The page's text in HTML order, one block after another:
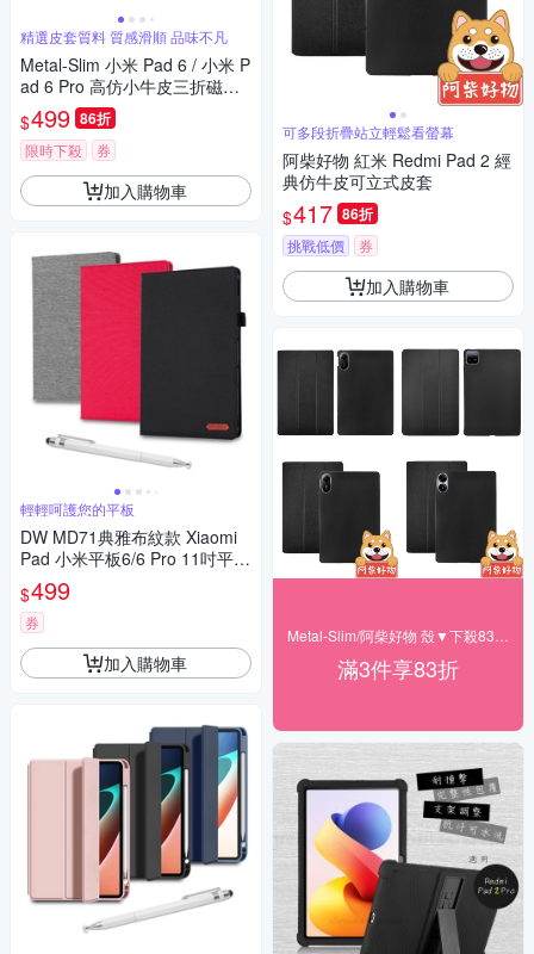
精選皮套質料 質感滑順 品味不凡
Metal-Slim 小米 Pad 6 / 小米 P
ad 6 Pro 高仿小牛皮三折磁吸
站立皮套
$499 86折
限時下殺 券
加入購物車
輕輕呵護您的平板
DW MD71典雅布紋款 Xiaomi
Pad 小米平板6/6 Pro 11吋平板
保護皮套 (附精緻觸控筆)
$499
券
加入購物車
可多段折疊站立輕鬆看螢幕
阿柴好物 紅米 Redmi Pad 2 經
典仿牛皮可立式皮套
$417 86折
挑戰低價 券
加入購物車
滿3件享83折